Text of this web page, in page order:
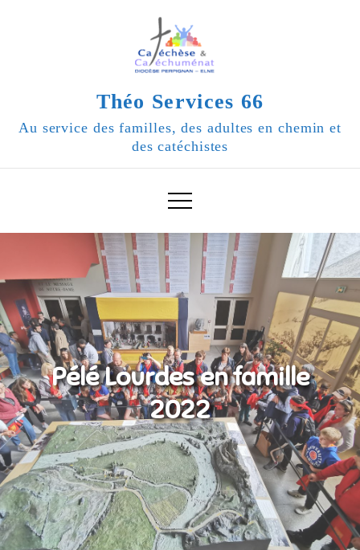
Théo Services 66
Au service des familles, des adultes en chemin et
des catéchistes
Pélé Lourdes en famille
2022